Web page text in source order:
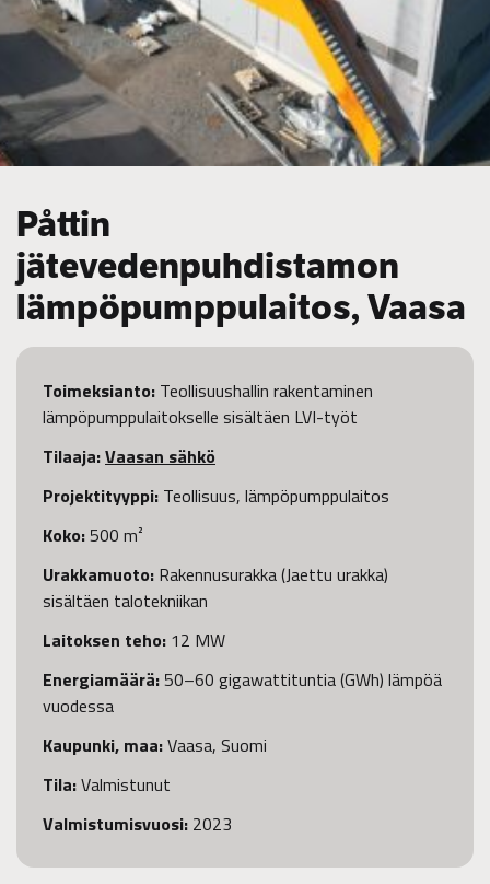
Påttin
jätevedenpuhdistamon
lämpöpumppulaitos, Vaasa
Toimeksianto: Teollisuushallin rakentaminen
lämpöpumppulaitokselle sisältäen LVI-työt
Tilaaja:Vaasan sähkö
Projektityyppi: Teollisuus, lämpöpumppulaitos
Koko:500 m²
Urakkamuoto: Rakennusurakka (Jaettu urakka)
sisältäen talotekniikan
Laitoksen teho: 12 MW
Energiamäärä:50–60 gigawattituntia (GWh) lämpöä
vuodessa
Kaupunki, maa:Vaasa, Suomi
Tila:Valmistunut
Valmistumisvuosi: 2023